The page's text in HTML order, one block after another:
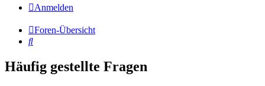
Anmelden
Foren-Übersicht
Suche
Häufig gestellte Fragen